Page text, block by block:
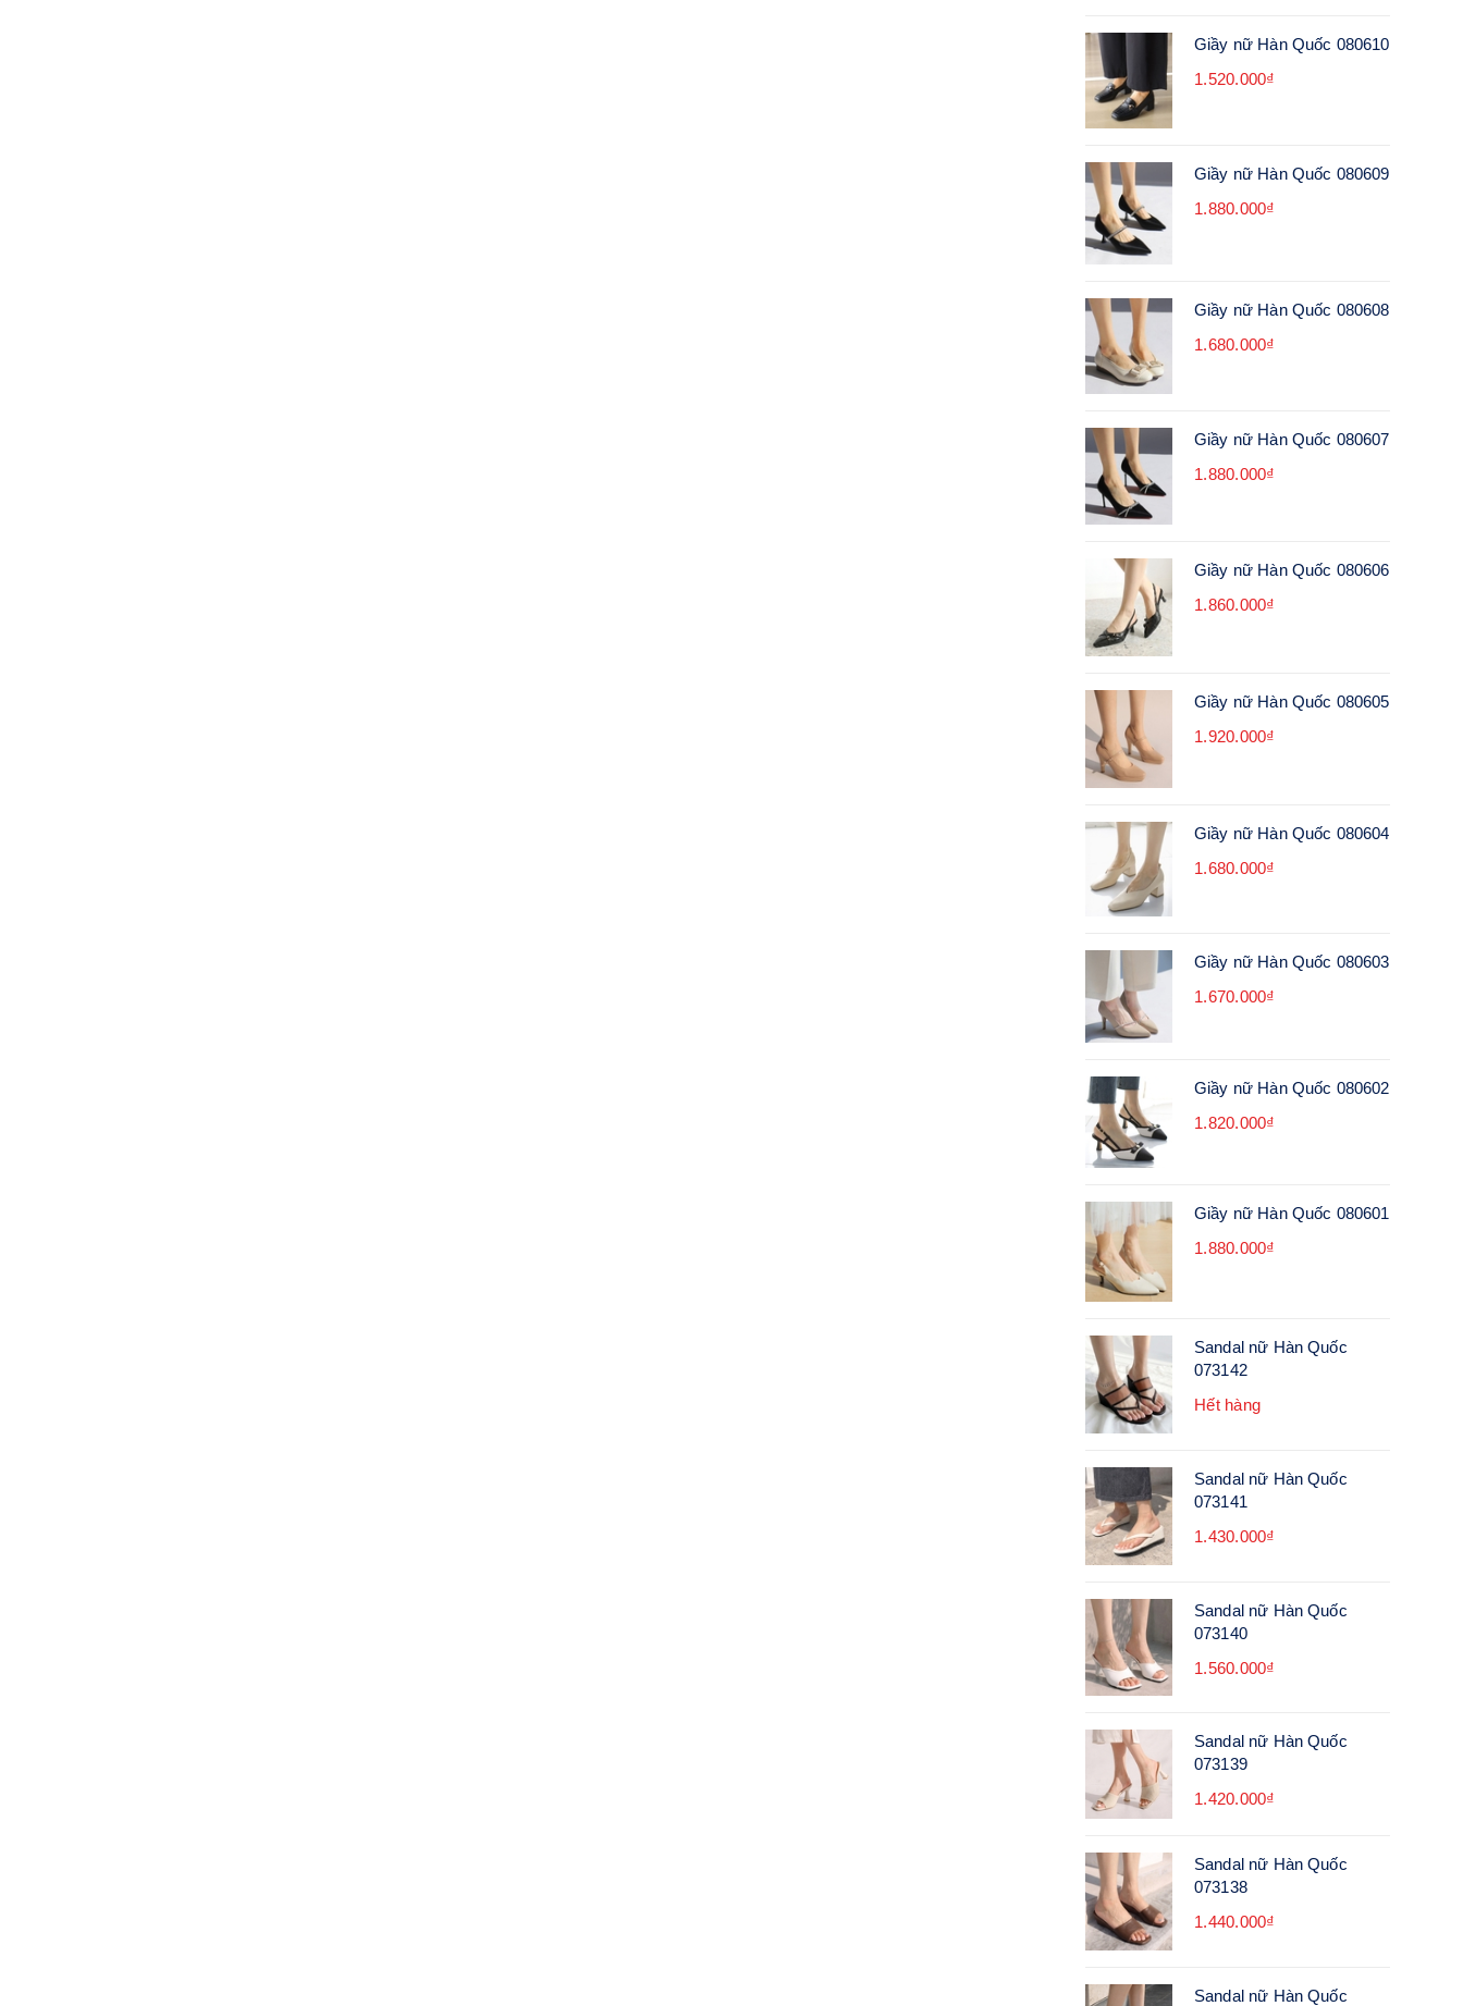
Giầy nữ Hàn Quốc 080610
1.520.000₫
Giầy nữ Hàn Quốc 080609
1.880.000₫
Giầy nữ Hàn Quốc 080608
1.680.000₫
Giầy nữ Hàn Quốc 080607
1.880.000₫
Giầy nữ Hàn Quốc 080606
1.860.000₫
Giầy nữ Hàn Quốc 080605
1.920.000₫
Giầy nữ Hàn Quốc 080604
1.680.000₫
Giầy nữ Hàn Quốc 080603
1.670.000₫
Giầy nữ Hàn Quốc 080602
1.820.000₫
Giầy nữ Hàn Quốc 080601
1.880.000₫
Sandal nữ Hàn Quốc
073142
Hết hàng
Sandal nữ Hàn Quốc
073141
1.430.000₫
Sandal nữ Hàn Quốc
073140
1.560.000₫
Sandal nữ Hàn Quốc
073139
1.420.000₫
Sandal nữ Hàn Quốc
073138
1.440.000₫
Sandal nữ Hàn Quốc